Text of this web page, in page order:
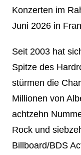
Konzerten im
Juni 2026 in
Seit 2003 hat
Spitze des
stürmen die
Millionen von
achtzehn
Rock und
Billboard/BDS